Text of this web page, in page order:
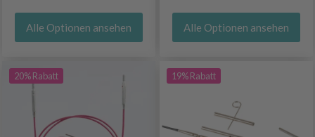
Alle Optionen ansehen Alle Optionen ansehen
20% Rabatt 19% Rabatt